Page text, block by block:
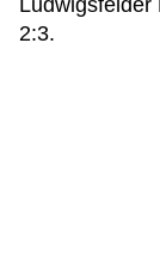
Ludwigsfelder
2:3.